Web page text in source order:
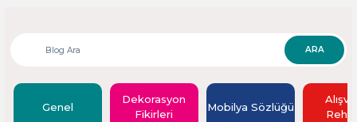
ARA
Genel
Dekorasyon
Fikirleri
Mobilya Sözlüğü